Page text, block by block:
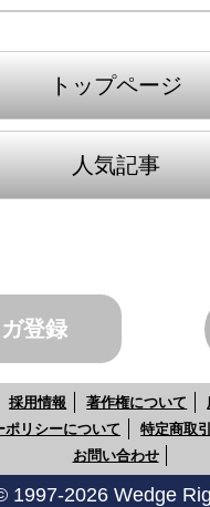
トップページ
人気記事
登録
採用情報 著作権について
ポリシーについて
特定商取
お問い合わせ
1997-2026 Wedge